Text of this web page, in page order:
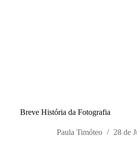
Breve História da Fotografia
Paula Timóteo 28 de